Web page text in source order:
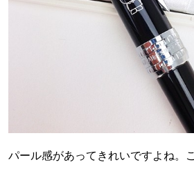
パール感があってきれいですよね。